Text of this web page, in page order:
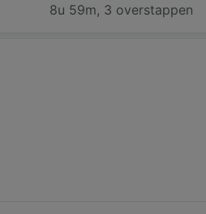
8u 59m, 3 overstappen